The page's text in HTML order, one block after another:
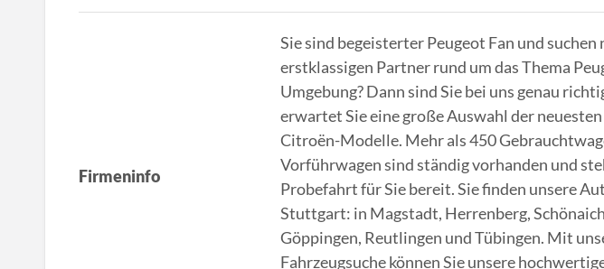
Firmeninfo
Sie sind begeisterter Peugeot Fan und suchen
erstklassigen Partner rund um das Thema
Umgebung? Dann sind Sie bei uns genau
erwartet Sie eine große Auswahl der
Citroën-Modelle. Mehr als 450
Vorführwagen sind ständig vorhanden und
Probefahrt für Sie bereit. Sie finden unsere
Stuttgart: in Magstadt, Herrenberg,
Göppingen, Reutlingen und Tübingen. Mit
Fahrzeugsuche können Sie unsere